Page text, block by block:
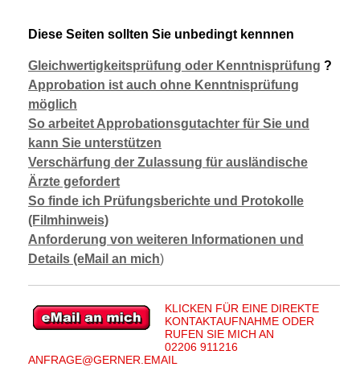
Diese Seiten sollten Sie unbedingt kennnen
G leichwertigkeitsprüfung oder Kenntnisprüfung ?
Approbation ist auch ohne Kenntnisprüfung
möglich
So arbeitet Approbationsgutachter für Sie und
kann Sie unterstützen
Verschärfung der Zulassung für ausländische
Ärzte gefordert
So finde ich Prüfungsberichte und Protokolle
(Filmhinweis)
Anforderung von weiteren Informationen und
Details (eMail an mich)
KLICKEN FÜR EINE DIREKTE
KONTAKTAUFNAHME ODER
RUFEN SIE MICH AN
02206 911216
ANFRAGE@GERNER.EMAIL